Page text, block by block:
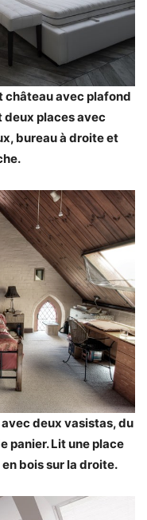
château avec plafond
deux places avec
bureau à droite et
deux vasistas, du
panier. Lit une place
bois sur la droite.